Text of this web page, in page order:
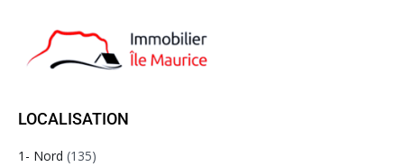
LOCALISATION
1- Nord (135)